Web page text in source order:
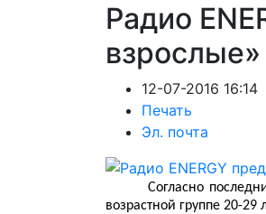
Радио
взрослые»
12-07-2016 16:14
Печать
Эл. почта
Согласно
возрастной группе 20-